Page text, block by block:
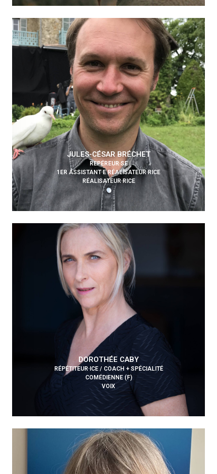
JULES-CÉSAR BRÉCHET
REPÉREUR·SE
1ER ASSISTANT·E RÉALISATEUR·RICE
RÉALISATEUR·RICE
DOROTHÉE CABY
RÉPÉTITEUR·ICE / COACH + SPÉCIALITÉ
COMÉDIENNE (F)
VOIX